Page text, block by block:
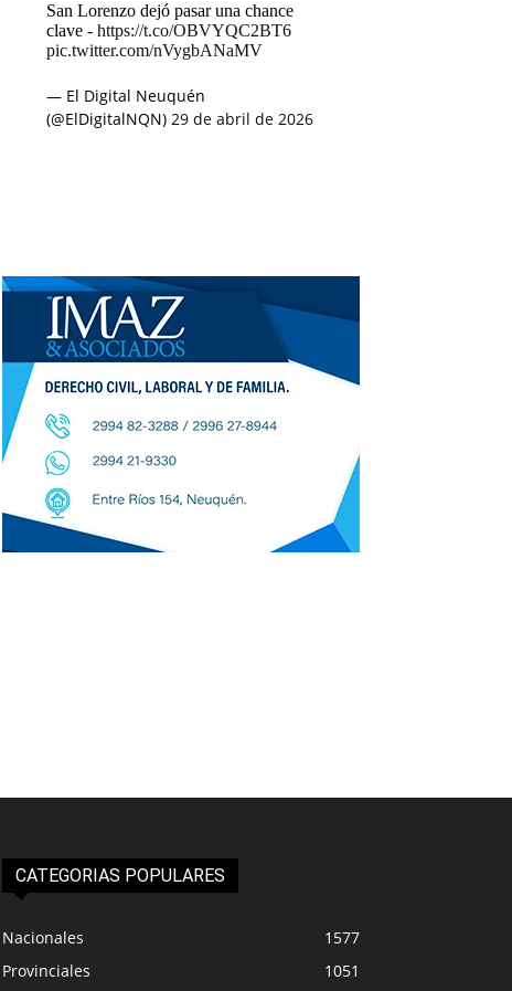
San Lorenzo dejó pasar una chance
clave - https://t.co/OBVYQC2BT6
pic.twitter.com/nVygbANaMV
— El Digital Neuquén
(@ElDigitalNQN) 29 de abril de 2026
CATEGORIAS POPULARES
Nacionales
1577
Provinciales
1051